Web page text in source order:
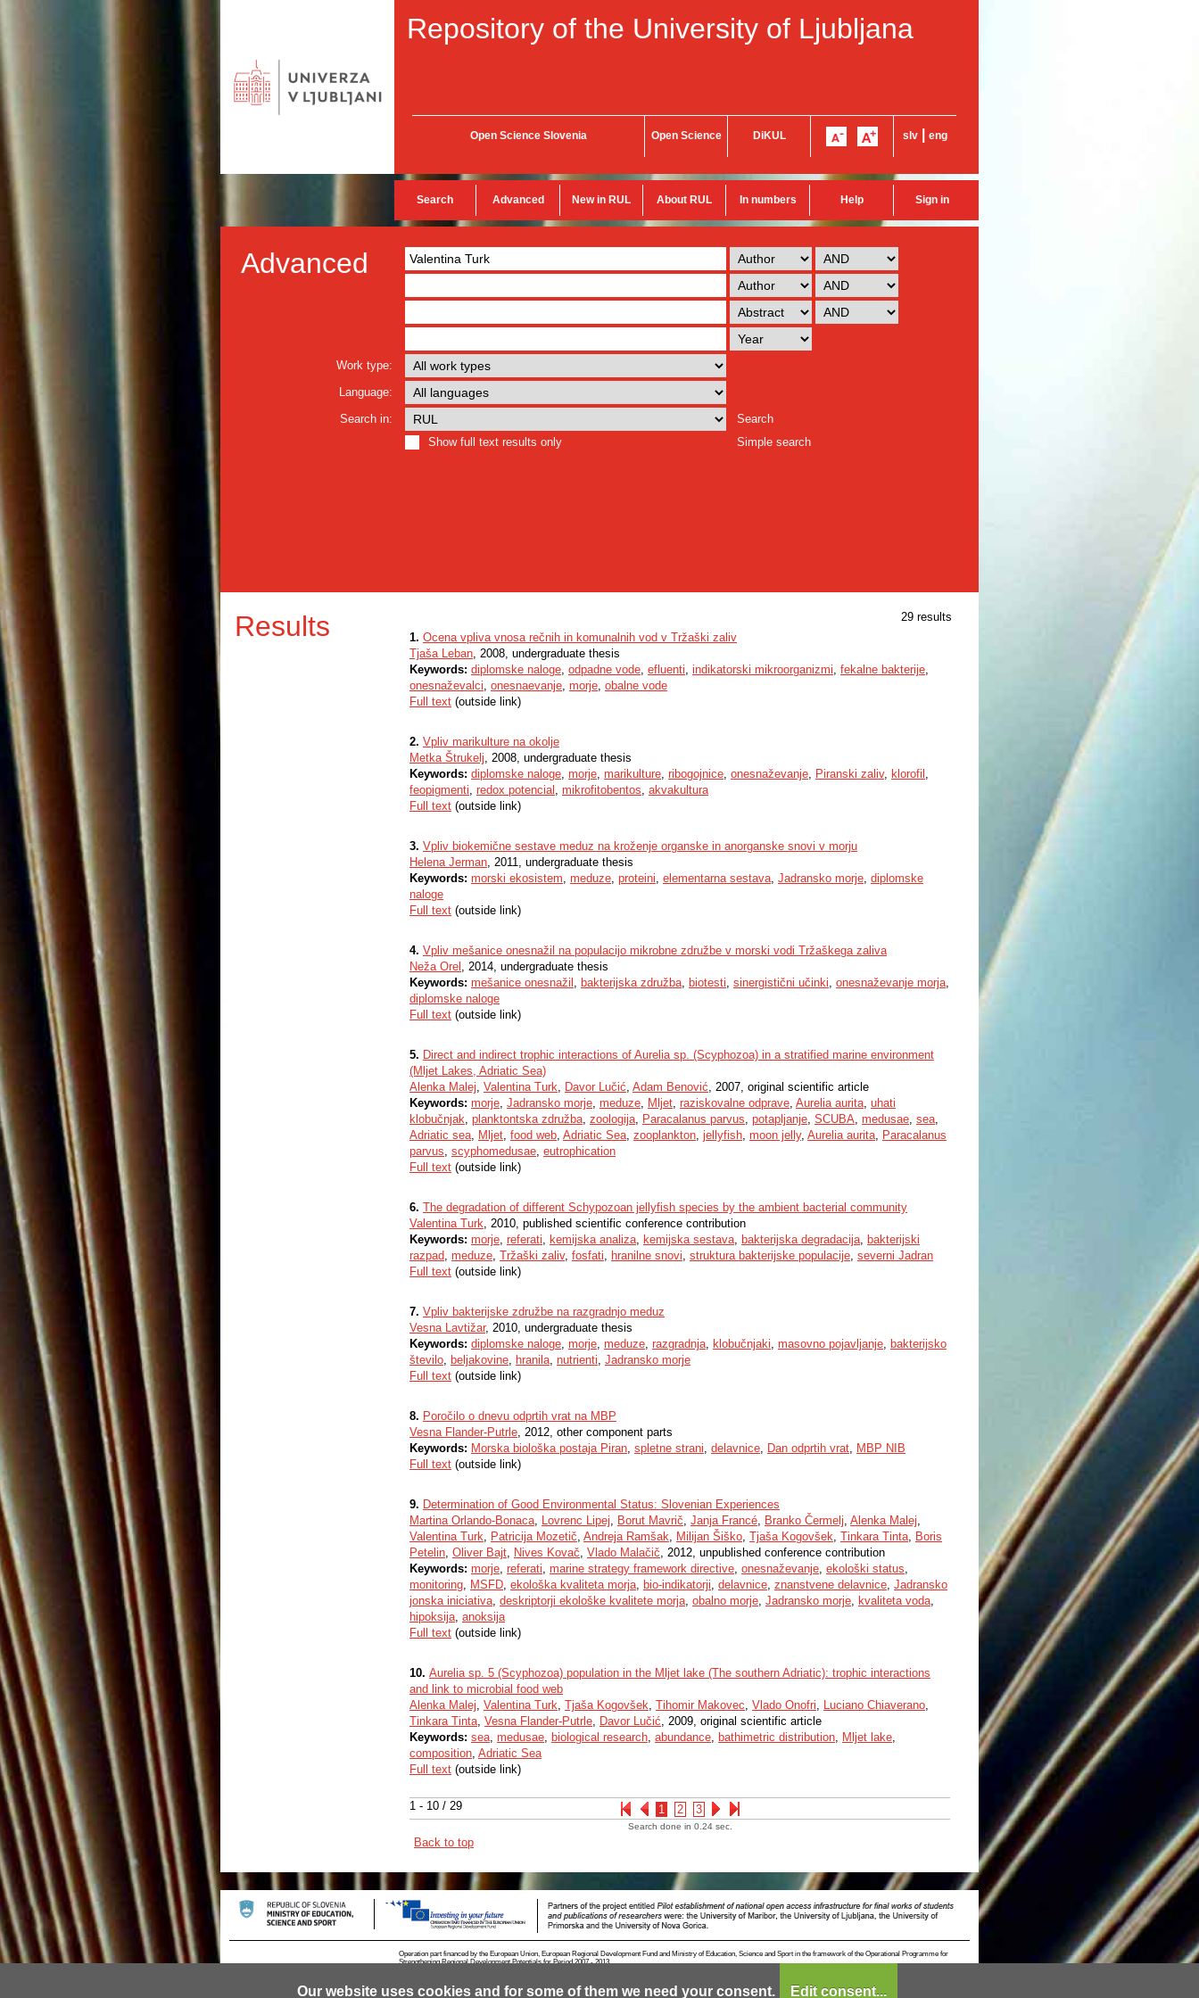
Our website uses cookies and for some of them we need your consent. Edit consent...
Repository of the University of Ljubljana
Open Science Slovenia Open Science DiKUL slv eng
Search Advanced New in RUL About RUL In numbers Help Sign in
Advanced
Work type:
Language:
Search in:
Search
Show full text results only
Simple search
Results 29 results
1 - 10 / 29 1 2 3
1. Ocena vpliva vnosa rečnih in komunalnih vod v Tržaški zaliv
Tjaša Leban, 2008, undergraduate thesis
Keywords: diplomske naloge, odpadne vode, efluenti, indikatorski mikroorganizmi, fekalne bakterije,
onesnaževalci, onesnaevanje, morje, obalne vode
Full text (outside link)
2. Vpliv marikulture na okolje
Metka Štrukelj, 2008, undergraduate thesis
Keywords: diplomske naloge, morje, marikulture, ribogojnice, onesnaževanje, Piranski zaliv, klorofil ,
feopigmenti, redox potencial , mikrofitobentos, akvakultura
Full text (outside link)
3. Vpliv biokemične sestave meduz na kroženje organske in anorganske snovi v morju
Helena Jerman, 2011, undergraduate thesis
Keywords: morski ekosistem, meduze, proteini, elementarna sestava, Jadransko morje, diplomske
naloge
Full text (outside link)
4. Vpliv mešanice onesnažil na populacijo mikrobne združbe v morski vodi Tržaškega zaliva
Neža Orel , 2014, undergraduate thesis
Keywords: mešanice onesnažil , bakterijska združba, biotesti, sinergistični učinki, onesnaževanje morja,
diplomske naloge
Full text (outside link)
5. Direct and indirect trophic interactions of Aurelia sp. (Scyphozoa) in a stratified marine environment
(Mljet Lakes, Adriatic Sea)
Alenka Malej, Valentina Turk, Davor Lučić, Adam Benović, 2007, original scientific article
Keywords: morje, Jadransko morje, meduze, Mljet, raziskovalne odprave, Aurelia aurita, uhati
klobučnjak, planktontska združba, zoologija, Paracalanus parvus, potapljanje, SCUBA, medusae, sea,
Adriatic sea, Mljet, food web, Adriatic Sea, zooplankton, jellyfish, moon jelly, Aurelia aurita, Paracalanus
parvus, scyphomedusae, eutrophication
Full text (outside link)
6. The degradation of different Schypozoan jellyfish species by the ambient bacterial community
Valentina Turk, 2010, published scientific conference contribution
Keywords: morje, referati, kemijska analiza, kemijska sestava, bakterijska degradacija, bakterijski
razpad, meduze, Tržaški zaliv, fosfati, hranilne snovi, struktura bakterijske populacije, severni Jadran
Full text (outside link)
7. Vpliv bakterijske združbe na razgradnjo meduz
Vesna Lavtižar, 2010, undergraduate thesis
Keywords: diplomske naloge, morje, meduze, razgradnja, klobučnjaki, masovno pojavljanje, bakterijsko
število, beljakovine, hranila, nutrienti, Jadransko morje
Full text (outside link)
8. Poročilo o dnevu odprtih vrat na MBP
Vesna Flander-Putrle, 2012, other component parts
Keywords: Morska biološka postaja Piran, spletne strani, delavnice, Dan odprtih vrat, MBP NIB
Full text (outside link)
9. Determination of Good Environmental Status: Slovenian Experiences
Martina Orlando-Bonaca, Lovrenc Lipej, Borut Mavrič, Janja Francé, Branko Čermelj, Alenka Malej,
Valentina Turk, Patricija Mozetič, Andreja Ramšak, Milijan Šiško, Tjaša Kogovšek, Tinkara Tinta, Boris
Petelin, Oliver Bajt, Nives Kovač, Vlado Malačič, 2012, unpublished conference contribution
Keywords: morje, referati, marine strategy framework directive, onesnaževanje, ekološki status,
monitoring, MSFD, ekološka kvaliteta morja, bio-indikatorji, delavnice, znanstvene delavnice, Jadransko
jonska iniciativa, deskriptorji ekološke kvalitete morja, obalno morje, Jadransko morje, kvaliteta voda,
hipoksija, anoksija
Full text (outside link)
10. Aurelia sp. 5 (Scyphozoa) population in the Mljet lake (The southern Adriatic): trophic interactions
and link to microbial food web
Alenka Malej, Valentina Turk, Tjaša Kogovšek, Tihomir Makovec, Vlado Onofri, Luciano Chiaverano,
Tinkara Tinta, Vesna Flander-Putrle, Davor Lučić, 2009, original scientific article
Keywords: sea, medusae, biological research, abundance, bathimetric distribution, Mljet lake,
composition, Adriatic Sea
Full text (outside link)
Search done in 0.24 sec.
Back to top
Operation part financed by the European Union, European Regional Development Fund and Ministry of Education, Science and Sport in the framework of the Operational Programme for
Strengthening Regional Development Potentials for Period 2007 - 2013.